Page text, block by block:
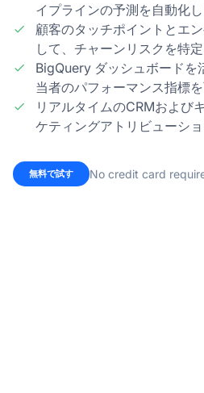
イプラインの予測を自動化し
顧客のタッチポイントとエ
して、チャーンリスクを特
BigQuery ダッシュボードを
当者のパフォーマンス指標
リアルタイムのCRMおよび
ケティングアトリビューシ
無料で試す No credit card